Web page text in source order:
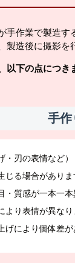
作業で製造す
製造後に撮影を
以下の点につき
手作
刃の表情など）
じる場合がありま
・質感が一本一
より表情が異なり
げにより個体差が